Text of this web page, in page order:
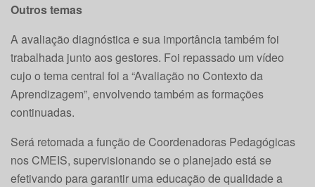
Outros temas
A avaliação diagnóstica e sua importância também foi
trabalhada junto aos gestores. Foi repassado um vídeo
cujo o tema central foi a “Avaliação no Contexto da
Aprendizagem”, envolvendo também as formações
continuadas.
Será retomada a função de Coordenadoras Pedagógicas
nos CMEIS, supervisionando se o planejado está se
efetivando para garantir uma educação de qualidade a